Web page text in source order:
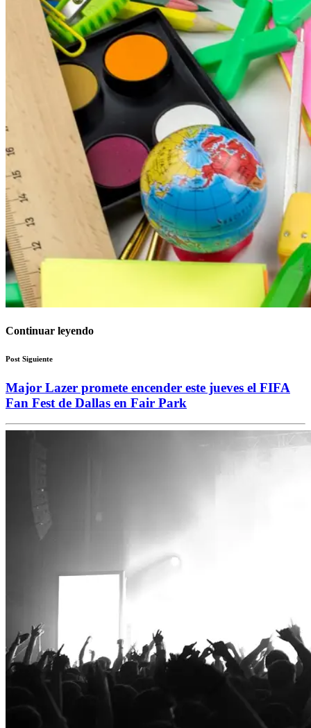
Continuar leyendo
Post Siguiente
Major Lazer promete encender este jueves el FIFA
Fan Fest de Dallas en Fair Park